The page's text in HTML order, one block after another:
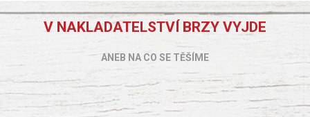
V NAKLADATELSTVÍ BRZY VYJDE
ANEB NA CO SE TĚŠÍME